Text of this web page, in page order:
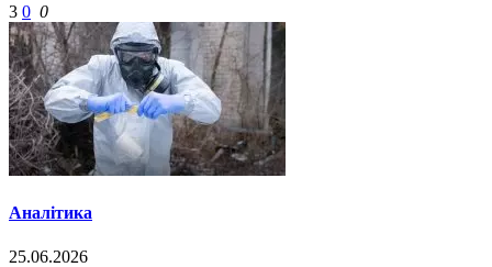
3 0 0
Аналітика
25.06.2026